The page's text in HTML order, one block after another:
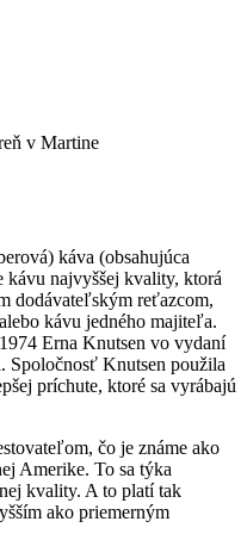
káva (obsahujúca
kávu najvyššej kvality, ktorá
dodávateľským reťazcom,
kávu jedného majiteľa.
Erna Knutsen vo vydaní
Spoločnosť Knutsen použila
príchute, ktoré sa vyrábajú
čo je známe ako
Amerike. To sa týka
kvality. A to platí tak
ako priemerným